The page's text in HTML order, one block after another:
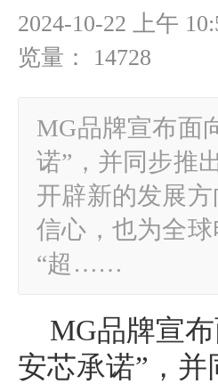
2024-10-22 上午
览量： 14728
MG品牌宣布面
诺”，并同步推
开辟新的发展
信心，也为全
“超……
MG品牌宣
安芯承诺”，